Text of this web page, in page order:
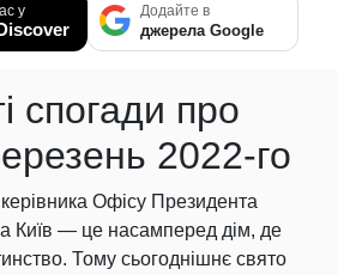
у Додайте в
джерела Google
спогади про
2022-го
Офісу Президента
Київ — це насамперед дім, де
Тому сьогоднішнє свято